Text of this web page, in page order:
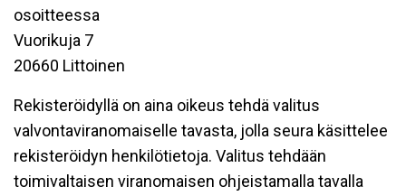
osoitteessa
Vuorikuja 7
20660 Littoinen
Rekisteröidyllä on aina oikeus tehdä valitus
valvontaviranomaiselle tavasta, jolla seura käsittelee
rekisteröidyn henkilötietoja. Valitus tehdään
toimivaltaisen viranomaisen ohjeistamalla tavalla